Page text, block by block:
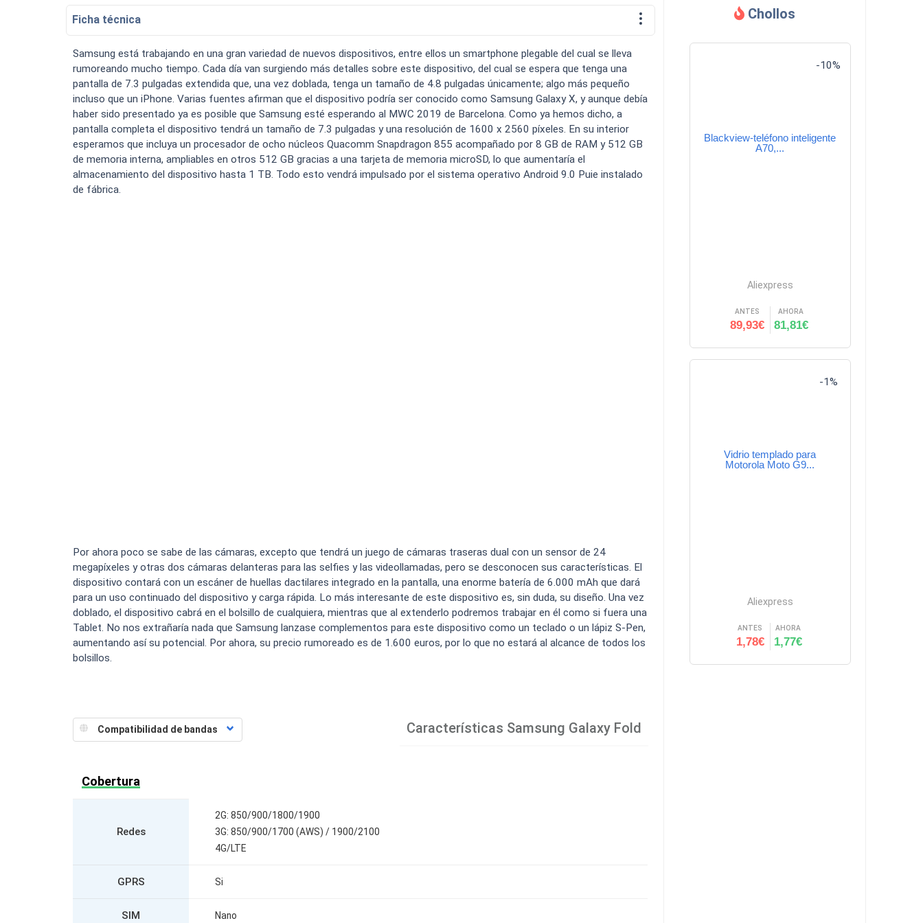
Hola me gustaría saber Si el celula...
VER MÁS
Ficha técnica
Samsung está trabajando en una gran variedad de nuevos dispositivos, entre ellos un smartphone plegable del cual se lleva
rumoreando mucho tiempo. Cada día van surgiendo más detalles sobre este dispositivo, del cual se espera que tenga una
pantalla de 7.3 pulgadas extendida que, una vez doblada, tenga un tamaño de 4.8 pulgadas únicamente; algo más pequeño
incluso que un iPhone. Varias fuentes afirman que el dispositivo podría ser conocido como Samsung Galaxy X, y aunque debía
haber sido presentado ya es posible que Samsung esté esperando al MWC 2019 de Barcelona. Como ya hemos dicho, a
pantalla completa el dispositivo tendrá un tamaño de 7.3 pulgadas y una resolución de 1600 x 2560 píxeles. En su interior
esperamos que incluya un procesador de ocho núcleos Quacomm Snapdragon 855 acompañado por 8 GB de RAM y 512 GB
de memoria interna, ampliables en otros 512 GB gracias a una tarjeta de memoria microSD, lo que aumentaría el
almacenamiento del dispositivo hasta 1 TB. Todo esto vendrá impulsado por el sistema operativo Android 9.0 Puie instalado
de fábrica.
Por ahora poco se sabe de las cámaras, excepto que tendrá un juego de cámaras traseras dual con un sensor de 24
megapíxeles y otras dos cámaras delanteras para las selfies y las videollamadas, pero se desconocen sus características. El
dispositivo contará con un escáner de huellas dactilares integrado en la pantalla, una enorme batería de 6.000 mAh que dará
para un uso continuado del dispositivo y carga rápida. Lo más interesante de este dispositivo es, sin duda, su diseño. Una vez
doblado, el dispositivo cabrá en el bolsillo de cualquiera, mientras que al extenderlo podremos trabajar en él como si fuera una
Tablet. No nos extrañaría nada que Samsung lanzase complementos para este dispositivo como un teclado o un lápiz S-Pen,
aumentando así su potencial. Por ahora, su precio rumoreado es de 1.600 euros, por lo que no estará al alcance de todos los
bolsillos.
Características Samsung Galaxy Fold
Cobertura
Redes
2G: 850/900/1800/1900
3G: 850/900/1700 (AWS) / 1900/2100
4G/LTE
GPRS Si
SIM Nano
Chollos
Blackview-teléfono inteligente
A70,...
Aliexpress
ANTES
89,93€
AHORA
81,81€
-10%
Vidrio templado para
Motorola Moto G9...
Aliexpress
ANTES
1,78€
AHORA
1,77€
-1%
Smartwatches Comparativas Operadores Eventos Comparador